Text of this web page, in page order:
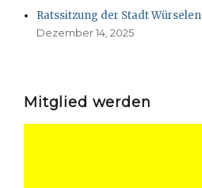
Ratssitzung der Stadt Würselen
Dezember 14, 2025
Mitglied werden